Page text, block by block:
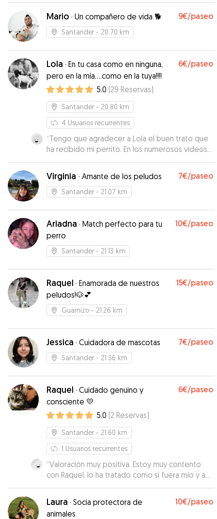
Mario · Un compañero de vida 🐕 9€/paseo
Santander - 20.70 km
Lola · En tu casa como en ninguna,
pero en la mía....como en la tuya!!!!
6€/paseo
5.0 (29 Reservas)
Santander - 20.80 km
4 Usuarios recurrentes
“Tengo que agradecer a Lola el buen trato que
ha recibido mi perrito. En los numerosos videos
que me ha ido mandando durante mi ausencia,
he podido comprobar cómo éste se
encontraba feliz acompañado por otra
compañía perruna que le ha hecho mi ausencia
sucesivas ocasiones. Muchas gracias, Lola.”
Virginia · Amante de los peludos 7€/paseo
Santander - 21.07 km
Ariadna · Match perfecto para tu
perro
10€/paseo
Santander - 21.13 km
Raquel · Enamorada de nuestros
peludos!🐶💕
15€/paseo
Guarnizo - 21.26 km
Jessica · Cuidadora de mascotas 7€/paseo
Santander - 21.36 km
Raquel · Cuidado genuino y
consciente 💛
6€/paseo
5.0 (2 Reservas)
Santander - 21.60 km
1 Usuarios recurrentes
“Valoración muy positiva. Estoy muy contento
con Raquel, lo ha tratado como si fuera mío y a
sido puntual . Cuando vuelva necesitar de
vuestros servicios me gustaría volviera a ser
ella.”
Laura · Socia protectora de
animales
10€/paseo